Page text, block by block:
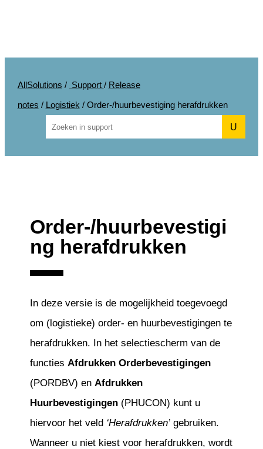
AllSolutions / Support / Release
notes / Logistiek / Order-/huurbevestiging herafdrukken
U
Order-/huurbevestigi
ng herafdrukken
In deze versie is de mogelijkheid toegevoegd
om (logistieke) order- en huurbevestigingen te
herafdrukken. In het selectiescherm van de
functies Afdrukken Orderbevestigingen
(PORDBV) en Afdrukken
Huurbevestigingen (PHUCON) kunt u
hiervoor het veld ‘Herafdrukken’ gebruiken.
Wanneer u niet kiest voor herafdrukken, wordt